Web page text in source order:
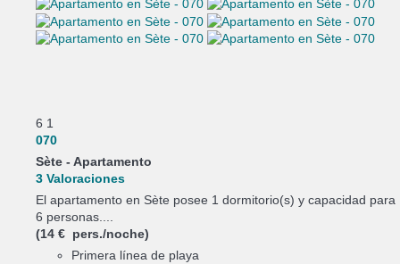
6 1
070
Sète - Apartamento
3 Valoraciones
El apartamento en Sète posee 1 dormitorio(s) y capacidad para
6 personas....
(14 € pers./noche)
Primera línea de playa